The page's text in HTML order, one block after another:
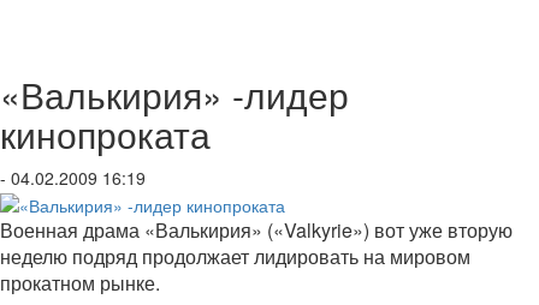
«Валькирия» -лидер
кинопроката
- 04.02.2009 16:19
Военная драма «Валькирия» («Valkyrie») вот уже вторую
неделю подряд продолжает лидировать на мировом
прокатном рынке.